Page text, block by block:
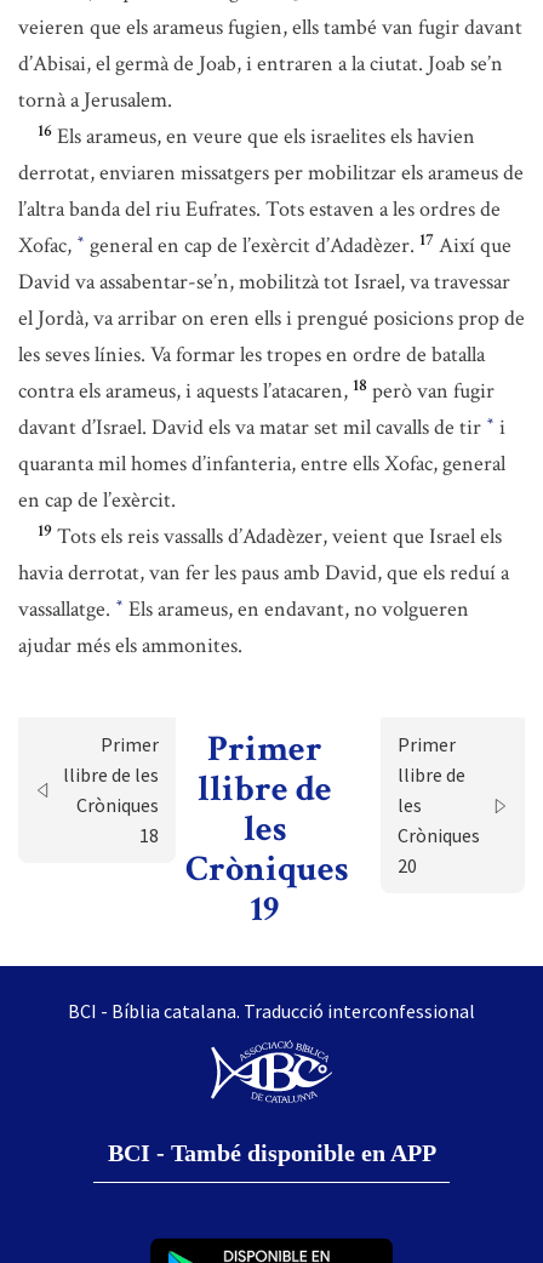
veieren que els arameus fugien, ells també van fugir davant
d’Abisai, el germà de Joab, i entraren a la ciutat. Joab se’n
tornà a Jerusalem.
16 Els arameus, en veure que els israelites els havien
derrotat, enviaren missatgers per mobilitzar els arameus de
l’altra banda del riu Eufrates. Tots estaven a les ordres de
Xofac, * general en cap de l’exèrcit d’Adadèzer. 17 Així que
David va assabentar-se’n, mobilitzà tot Israel, va travessar
el Jordà, va arribar on eren ells i prengué posicions prop de
les seves línies. Va formar les tropes en ordre de batalla
contra els arameus, i aquests l’atacaren, 18 però van fugir
davant d’Israel. David els va matar set mil cavalls de tir * i
quaranta mil homes d’infanteria, entre ells Xofac, general
en cap de l’exèrcit.
19 Tots els reis vassalls d’Adadèzer, veient que Israel els
havia derrotat, van fer les paus amb David, que els reduí a
vassallatge. * Els arameus, en endavant, no volgueren
ajudar més els ammonites.
Primer
llibre de les
Cròniques
18
Primer
llibre de
les
Cròniques
19
Primer
llibre de
les
Cròniques
20
BCI - Bíblia catalana. Traducció interconfessional
BCI - També disponible en APP